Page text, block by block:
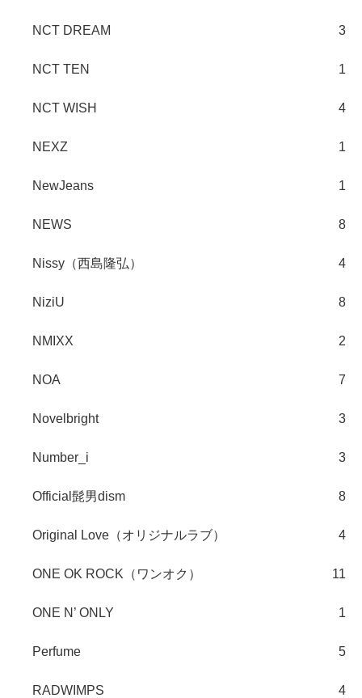
NCT DREAM 3
NCT TEN 1
NCT WISH 4
NEXZ 1
NewJeans 1
NEWS 8
Nissy（西島隆弘） 4
NiziU 8
NMIXX 2
NOA 7
Novelbright 3
Number_i 3
Official髭男dism 8
Original Love（オリジナルラブ） 4
ONE OK ROCK（ワンオク） 11
ONE N’ ONLY 1
Perfume 5
RADWIMPS 4